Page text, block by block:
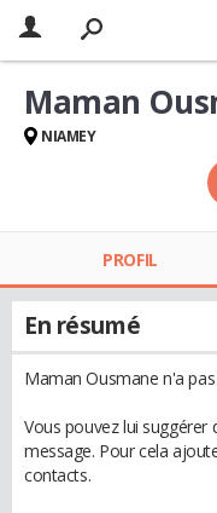
Maman
NIAMEY
PROFIL
En résumé
Maman Ousmane n'a
Vous pouvez lui suggérer
message. Pour cela
contacts.